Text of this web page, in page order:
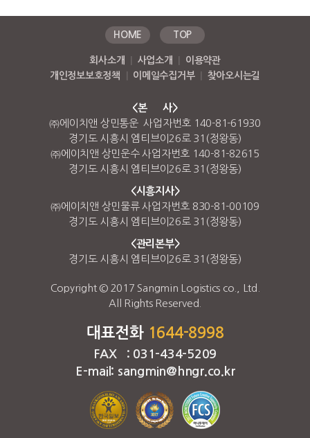
HOME TOP
회사소개 사업소개
이용약관
개인정보보호정책
이메일수집거부 찾아오시는길
<본 사>
㈜에이치앤 상민통운 사업자번호 140-81-61930
경기도 시흥시 엠티브이26로 31(정왕동)
㈜에이치앤 상민운수 사업자번호 140-81-82615
경기도 시흥시 엠티브이26로 31(정왕동)
<시흥지사>
㈜에이치앤 상민물류 사업자번호 830-81-00109
경기도 시흥시 엠티브이26로 31(정왕동)
<관리본부>
경기도 시흥시 엠티브이26로 31(정왕동)
Copyright © 2017 Sangmin Logistics co., Ltd.
All Rights Reserved.
대표전화 1644-8998
FAX : 031-434-5209
E-mail: sangmin@hngr.co.kr